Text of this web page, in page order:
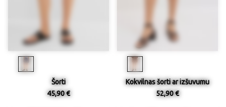
Šorti
45,90 €
Kokvilnas šorti ar izšuvumu
52,90 €